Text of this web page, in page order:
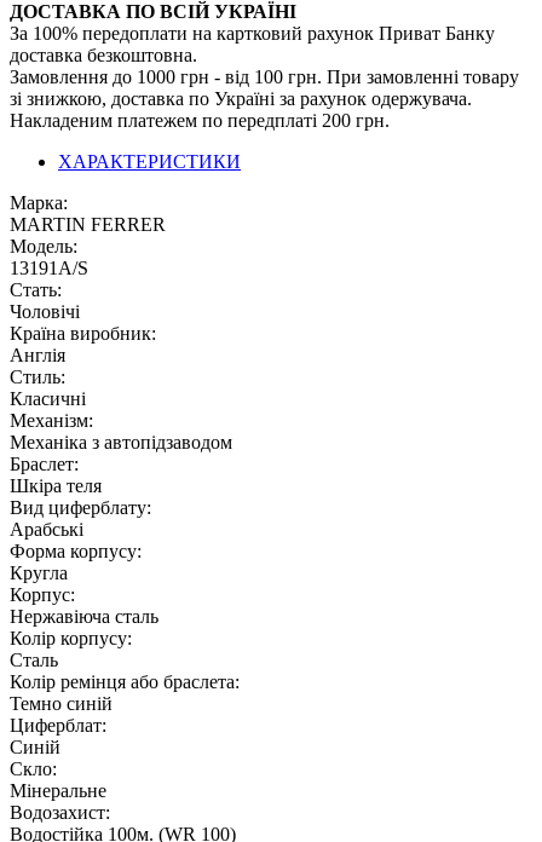
ДОСТАВКА ПО ВСІЙ УКРАЇНІ
За 100% передоплати на картковий рахунок Приват Банку
доставка безкоштовна.
Замовлення до 1000 грн - від 100 грн. При замовленні товару
зі знижкою, доставка по Україні за рахунок одержувача.
Накладеним платежем по передплаті 200 грн.
ХАРАКТЕРИСТИКИ
Марка:
MARTIN FERRER
Модель:
13191А/S
Стать:
Чоловічі
Країна виробник:
Англія
Стиль:
Класичні
Механізм:
Механіка з автопідзаводом
Браслет:
Шкіра теля
Вид циферблату:
Арабські
Форма корпусу:
Кругла
Корпус:
Нержавіюча сталь
Колір корпусу:
Сталь
Колір ремінця або браслета:
Темно синій
Циферблат:
Синій
Скло:
Мінеральне
Водозахист:
Водостійка 100м. (WR 100)